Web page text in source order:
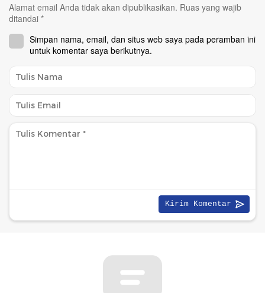
Alamat email Anda tidak akan dipublikasikan. Ruas yang wajib
ditandai *
Simpan nama, email, dan situs web saya pada peramban ini
untuk komentar saya berikutnya.